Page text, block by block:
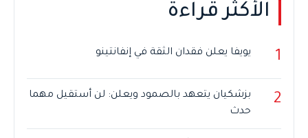
الأكثر قراءة
1 يويفا يعلن فقدان الثقة في إنفانتينو
2
بزشكيان يتعهد بالصمود ويعلن: لن أستقيل مهما
حدث